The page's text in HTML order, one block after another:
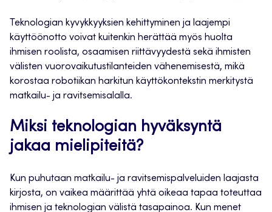
Teknologian kyvykkyyksien kehittyminen ja laajempi
käyttöönotto voivat kuitenkin herättää myös huolta
ihmisen roolista, osaamisen riittävyydestä sekä ihmisten
välisten vuorovaikutustilanteiden vähenemisestä, mikä
korostaa robotiikan harkitun käyttökontekstin merkitystä
matkailu- ja ravitsemisalalla.
Miksi teknologian hyväksyntä
jakaa mielipiteitä?
Kun puhutaan matkailu- ja ravitsemispalveluiden laajasta
kirjosta, on vaikea määrittää yhtä oikeaa tapaa toteuttaa
ihmisen ja teknologian välistä tasapainoa. Kun menet